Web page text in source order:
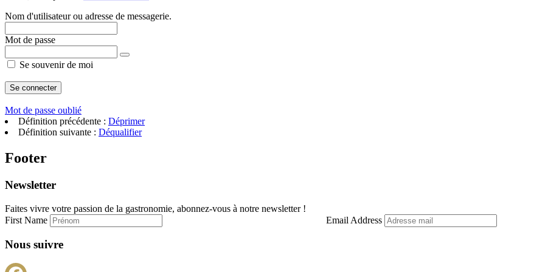
Nom d'utilisateur ou adresse de messagerie.
Mot de passe
Se souvenir de moi
Mot de passe oublié
Définition précédente : Déprimer
Définition suivante : Déqualifier
Footer
Newsletter
Faites vivre votre passion de la gastronomie, abonnez-vous à notre newsletter !
First Name
Email Address
Nous suivre